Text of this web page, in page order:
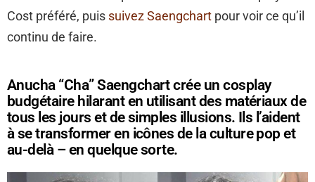
Cost préféré, puis suivez Saengchart pour voir ce qu’il
continu de faire.
Anucha “Cha” Saengchart crée un cosplay
budgétaire hilarant en utilisant des matériaux de
tous les jours et de simples illusions. Ils l’aident
à se transformer en icônes de la culture pop et
au-delà – en quelque sorte.